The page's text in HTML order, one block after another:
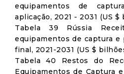
equipamentos de
aplicação, 2021 - 2031 (US $
Tabela 39 Rússia
equipamentos de captura e
final, 2021-2031 (US $
Tabela 40 Restos do
Equipamentos de Captura